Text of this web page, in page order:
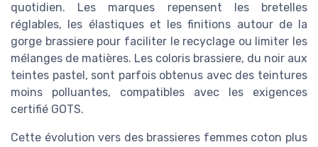
quotidien. Les marques repensent les bretelles
réglables, les élastiques et les finitions autour de la
gorge brassiere pour faciliter le recyclage ou limiter les
mélanges de matières. Les coloris brassiere, du noir aux
teintes pastel, sont parfois obtenus avec des teintures
moins polluantes, compatibles avec les exigences
certifié GOTS.
Cette évolution vers des brassieres femmes coton plus